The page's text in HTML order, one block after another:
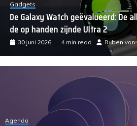
Gadgets
De Galaxy Watch geëvalueerd: De
de op handen zijnde Ultra 2
30 juni 2026 4 min read Ruben
Agenda